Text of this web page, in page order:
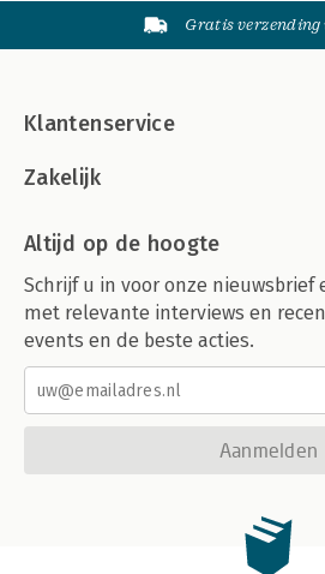
Gratis
Klantenservice
Zakelijk
Altijd op de hoogte
Schrijf u in voor onze
met relevante interviews en
events en de beste acties.
Aanmelden